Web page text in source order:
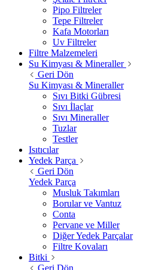
Pipo Filtreler
Tepe Filtreler
Kafa Motorları
Uv Filtreler
Filtre Malzemeleri
Su Kimyası & Mineraller
Geri Dön
Su Kimyası & Mineraller
Sıvı Bitki Gübresi
Sıvı İlaçlar
Sıvı Mineraller
Tuzlar
Testler
Isıtıcılar
Yedek Parça
Geri Dön
Yedek Parça
Musluk Takımları
Borular ve Vantuz
Conta
Pervane ve Miller
Diğer Yedek Parçalar
Filtre Kovaları
Bitki
Geri Dön